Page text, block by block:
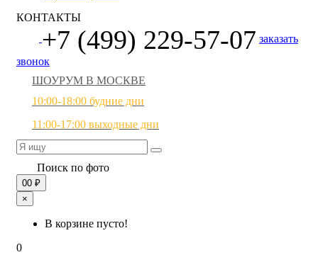
КОНТАКТЫ
+7 (499) 229-57-07 заказать
звонок
ШОУРУМ В МОСКВЕ
10:00-18:00 будние дни
11:00-17:00 выходные дни
Поиск по фото
00 ₽
×
В корзине пусто!
0